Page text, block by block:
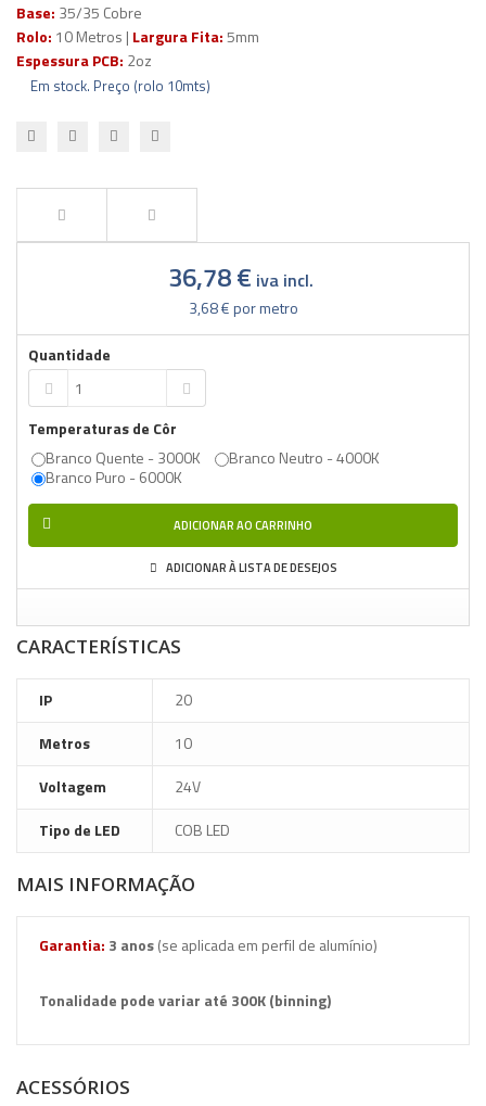
Base: 35/35 Cobre
Rolo: 10 Metros | Largura Fita:5mm
Espessura PCB: 2oz
Em stock. Preço (rolo 10mts)
36,78 € iva incl.
3,68 €por metro
Quantidade
Temperaturas de Côr
Branco Quente - 3000K
Branco Neutro - 4000K
Branco Puro - 6000K
ADICIONAR AO CARRINHO
ADICIONAR À LISTA DE DESEJOS
CARACTERÍSTICAS
IP
20
Metros
10
Voltagem
24V
Tipo de LED
COB LED
MAIS INFORMAÇÃO
Garantia: 3 anos(se aplicada em perfil de alumínio)
Tonalidade pode variar até 300K (binning)
ACESSÓRIOS